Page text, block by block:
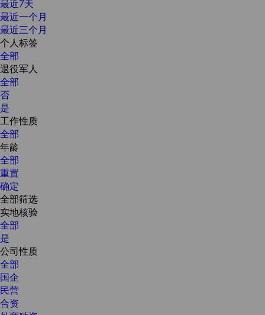
最近7天
最近一个月
最近三个月
个人标签
全部
退役军人
全部
否
是
工作性质
全部
年龄
全部
重置
确定
全部筛选
实地核验
全部
是
公司性质
全部
国企
民营
合资